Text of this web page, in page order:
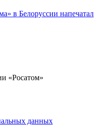
в Белоруссии напечатал
«Росатом»
данных